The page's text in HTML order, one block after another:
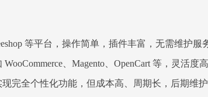
等平台，操作简单，插件丰富，无需维护服
、Magento、OpenCart 等，灵活
完全个性化功能，但成本高、周期长，后期维护